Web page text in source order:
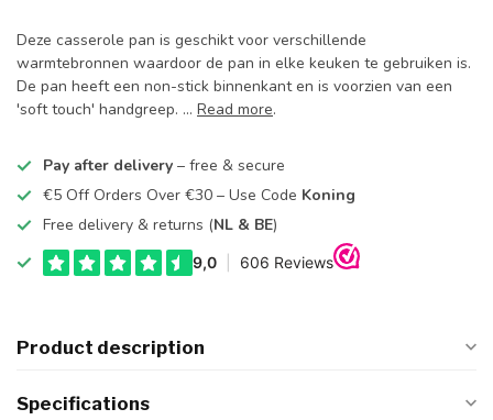
Deze casserole pan is geschikt voor verschillende
warmtebronnen waardoor de pan in elke keuken te gebruiken is.
De pan heeft een non-stick binnenkant en is voorzien van een
'soft touch' handgreep. ... Read more.
Pay after delivery – free & secure
€5 Off Orders Over €30 – Use Code Koning
Free delivery & returns (NL & BE)
Product description
Specifications